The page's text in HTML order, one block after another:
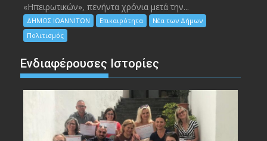
«Ηπειρωτικών», πενήντα χρόνια μετά την...
ΔΗΜΟΣ ΙΩΑΝΝΙΤΩΝ Επικαιρότητα
Νέα των Δήμων
Πολιτισμός
Ενδιαφέρουσες Ιστορίες